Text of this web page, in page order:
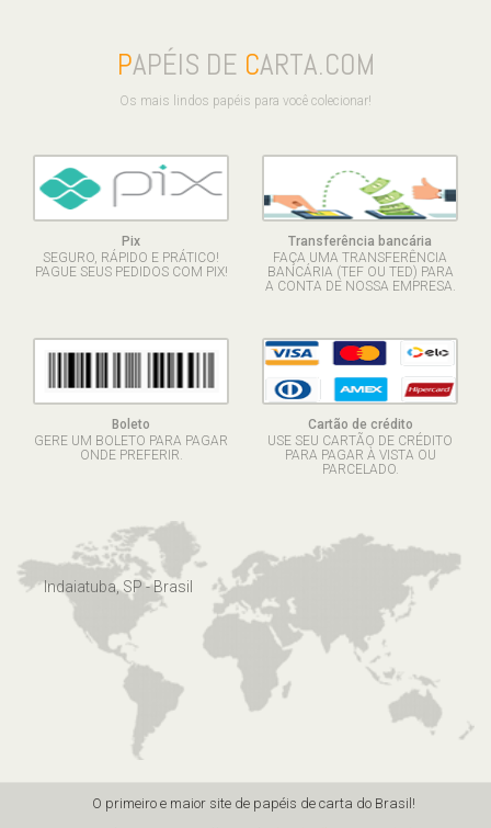
PAPÉIS DE CARTA.COM
Os mais lindos papéis para você colecionar!
Pix
SEGURO, RÁPIDO E PRÁTICO!
PAGUE SEUS PEDIDOS COM PIX!
Transferência bancária
FAÇA UMA TRANSFERÊNCIA
BANCÁRIA (TEF OU TED) PARA
A CONTA DE NOSSA EMPRESA.
Boleto
GERE UM BOLETO PARA PAGAR
ONDE PREFERIR.
Cartão de crédito
USE SEU CARTÃO DE CRÉDITO
PARA PAGAR À VISTA OU
PARCELADO.
Indaiatuba, SP - Brasil
O primeiro e maior site de papéis de carta do Brasil!